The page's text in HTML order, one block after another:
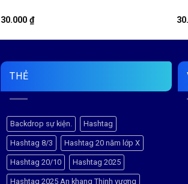
30.000 ₫
THẺ
Backdrop sự kiện. Hashtag
Hashtag 8/3 Hashtag 20 năm lớp X
Hashtag 20/10 Hashtag 2025
Hashtag 2025 An khang Thịnh vượng